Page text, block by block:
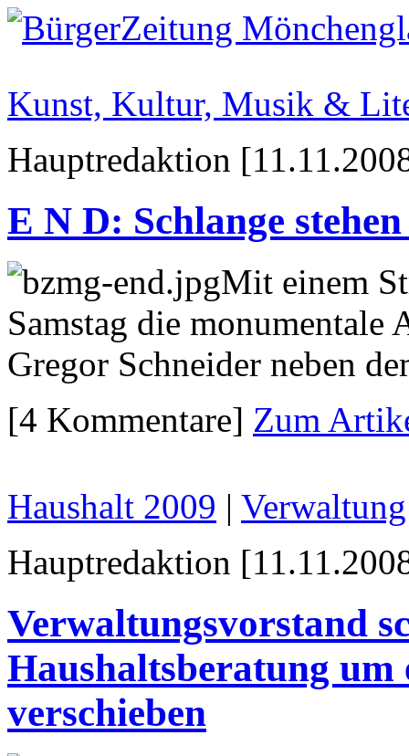
Kunst, Kultur, Musik &
Hauptredaktion
E N D: Schlange
Mit einem
Samstag die
Gregor Schneider neben
[4 Kommentare] Zum
Haushalt 2009 |
Hauptredaktion
Verwaltungsvorstand
Haushaltsberatung um
verschieben